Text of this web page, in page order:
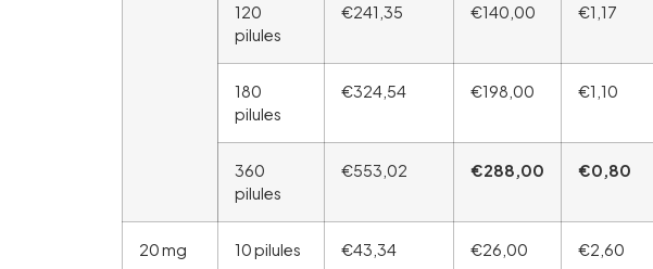
120
pilules
€241,35 €140,00 €1,17
180
pilules
€324,54 €198,00 €1,10
360
pilules
€553,02 €288,00 €0,80
20 mg 10 pilules €43,34 €26,00 €2,60